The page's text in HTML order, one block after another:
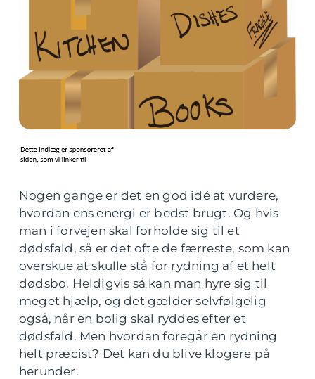
Nogen gange er det en god idé at vurdere,
hvordan ens energi er bedst brugt. Og hvis
man i forvejen skal forholde sig til et
dødsfald, så er det ofte de færreste, som kan
overskue at skulle stå for rydning af et helt
dødsbo. Heldigvis så kan man hyre sig til
meget hjælp, og det gælder selvfølgelig
også, når en bolig skal ryddes efter et
dødsfald. Men hvordan foregår en rydning
helt præcist? Det kan du blive klogere på
herunder.